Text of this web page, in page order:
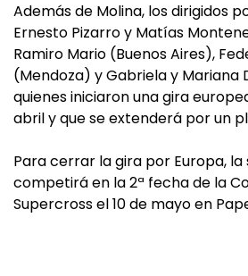
Además de Molina, los dirigidos
Ernesto Pizarro y Matías
Ramiro Mario (Buenos Aires),
(Mendoza) y Gabriela y Mariana
quienes iniciaron una gira
abril y que se extenderá por un
Para cerrar la gira por Europa,
competirá en la 2ª fecha de la
Supercross el 10 de mayo en